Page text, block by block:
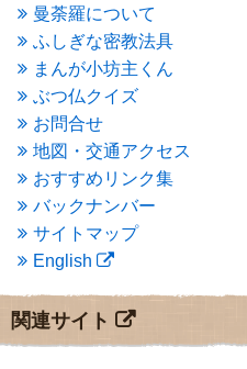
2015年5月(1)
2015年4月(1)
2015年3月 (3)
2015年2月(3)
2015年1月(1)
2014年12月
2014年9月(1)
2014年5月 (1)
2014年4月
2014年1月(1)
2013年11月 (4)
2013年10月
2013年8月
(7)
2013年7月
(7)
曼荼羅について
ふしぎな密教法具
まんが小坊主くん
ぶつ仏クイズ
お問合せ
地図・交通アクセス
おすすめリンク集
バックナンバー
サイトマップ
English
関連サイト